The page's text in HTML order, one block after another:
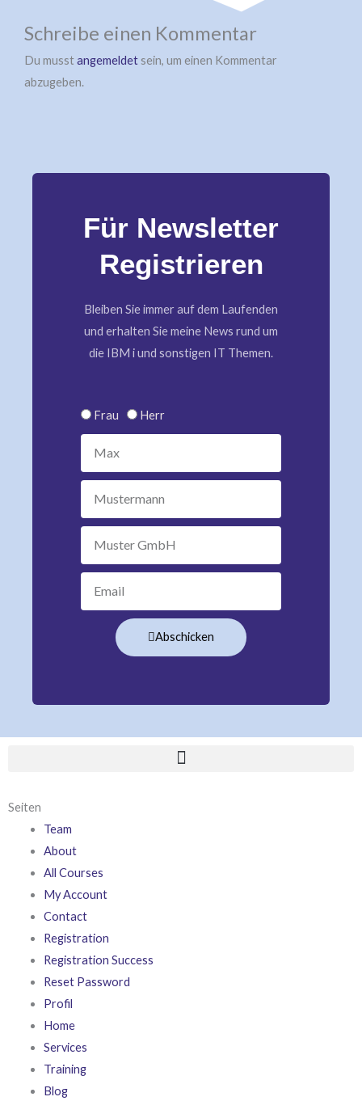
Schreibe einen Kommentar
Du musstangemeldet sein, um einen Kommentar
abzugeben.
Für Newsletter
Registrieren
Bleiben Sie immer auf dem Laufenden
und erhalten Sie meine News rund um
die IBM i und sonstigen IT Themen.
Anrede
Frau Herr
Abschicken
Seiten
Team
About
All Courses
My Account
Contact
Registration
Registration Success
Reset Password
Profil
Home
Services
Training
Blog